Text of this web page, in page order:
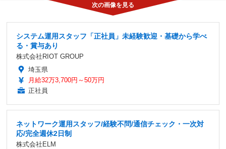
システム運用スタッフ「正社員」未経験歓迎・基礎から学べ
る・賞与あり
株式会社RIOT GROUP
埼玉県
月給32万3,700円～50万円
正社員
ネットワーク運用スタッフ/経験不問/通信チェック・一次対
応/完全週休2日制
株式会社ELM